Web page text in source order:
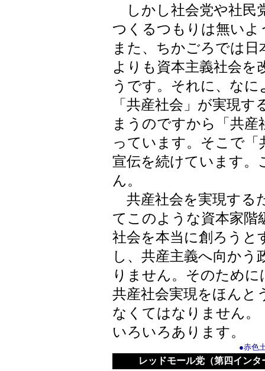
しかし社会党や社民
つくるつもりは無いよ
また、ちかごろでは
よりも資本主義社会
うです。それに、な
「共産社会」が実現
まうのですから「共
っています。そこで
宣伝を続けています。
ん。
共産社会を実現する
てこのような資本家階
社会を本当に創ろうと
し、共産主義へ向か
りません。そのため
共産社会実現をほんと
なくてはなりません。
いろいろあります。
●赤色
レッドモール党（第四イン